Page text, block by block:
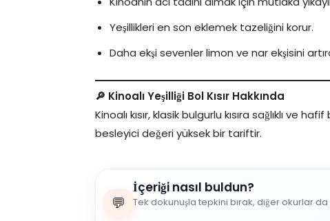
Yeşillikleri en son eklemek tazeliğini korur.
Daha ekşi sevenler limon ve nar ekşisini
🔎 Kinoalı Yeşilliği Bol Kısır Hakkında
Kinoalı kısır, klasik bulgurlu kısıra sağlıklı ve
besleyici değeri yüksek bir tariftir.
💬
İçeriği nasıl buldun?
Tek dokunuşla tepkini bırak, diğer okurlar